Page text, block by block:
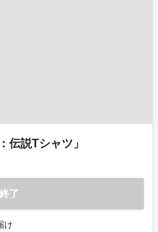
伝説Tシャツ」
了
け